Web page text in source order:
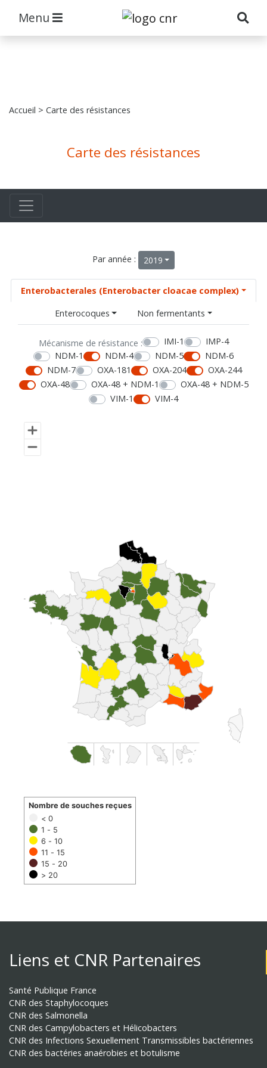
Menu
Accueil > Carte des résistances
Carte des résistances
Par année : 2019
Enterobacterales (Enterobacter cloacae complex)
Enterocoques
Non fermentants
Mécanisme de résistance : IMI-1
IMP-4
NDM-1
NDM-4 NDM-5
NDM-6
NDM-7
OXA-181 OXA-204
OXA-244
OXA-48
OXA-48 + NDM-1
OXA-48 + NDM-5
VIM-1
VIM-4
< 0
1 - 5
6 - 10
11 - 15
15 - 20
> 20
Nombre de souches reçues
Liens et CNR Partenaires
Santé Publique France
CNR des Staphylocoques
CNR des Salmonella
CNR des Campylobacters et Hélicobacters
CNR des Infections Sexuellement Transmissibles bactériennes
CNR des bactéries anaérobies et botulisme